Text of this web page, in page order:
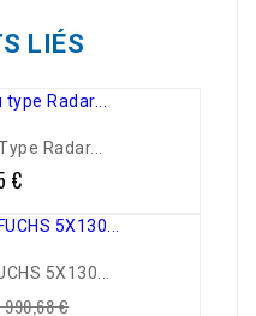
LIÉS
Radar...
€
5X130...
990,68 €